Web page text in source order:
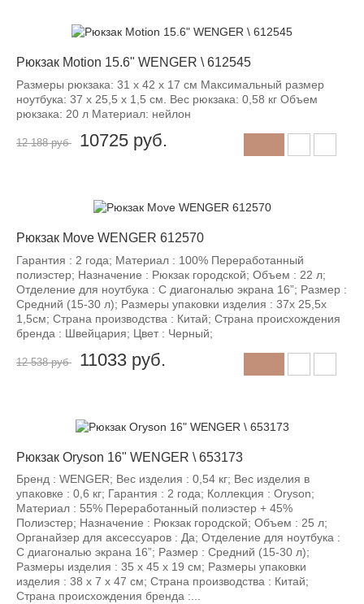
Рюкзак Motion 15.6" WENGER \ 612545
Размеры рюкзака: 31 x 42 x 17 см Максимальный размер
ноутбука: 37 x 25,5 x 1,5 см. Вес рюкзака: 0,58 кг Объем
рюкзака: 20 л Материал: нейлон
12 188 руб
-12%
10725 руб.
Рюкзак Move WENGER 612570
Гарантия : 2 года; Материал : 100% Переработанный
полиэстер; Назначение : Рюкзак городской; Объем : 22 л;
Отделение для ноутбука : С диагональю экрана 16”; Размер :
Средний (15-30 л); Размеры упаковки изделия : 37x 25,5x
1,5см; Страна производства : Китай; Страна происхождения
бренда : Швейцария; Цвет : Черный;
12 538 руб
-12%
11033 руб.
Рюкзак Oryson 16" WENGER \ 653173
Бренд : WENGER; Вес изделия : 0,54 кг; Вес изделия в
упаковке : 0,6 кг; Гарантия : 2 года; Коллекция : Oryson;
Материал : 55% Переработанный полиэстер + 45%
Полиэстер; Назначение : Рюкзак городской; Объем : 25 л;
Органайзер для аксессуаров : Да; Отделение для ноутбука :
С диагональю экрана 16”; Размер : Средний (15-30 л);
Размеры изделия : 35 x 45 x 19 см; Размеры упаковки
изделия : 38 х 7 х 47 см; Страна производства : Китай;
Страна происхождения бренда :...
-12%